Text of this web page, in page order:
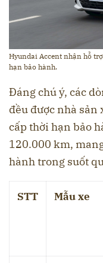
Hyundai Accent nhận hỗ
hạn bảo hành.
Đáng chú ý, các
đều được nhà sản
cấp thời hạn bảo
120.000 km,
hành trong suốt
STT Mẫu xe